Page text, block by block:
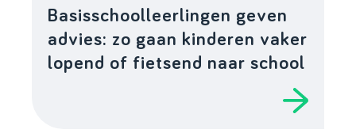
Basisschoolleerlingen geven
advies: zo gaan kinderen vaker
lopend of fietsend naar school